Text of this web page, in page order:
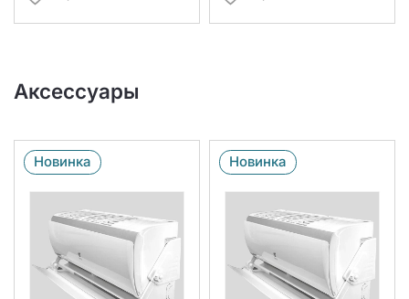
Аксессуары
Новинка Новинка